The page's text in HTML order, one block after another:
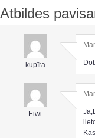
Atbildes
kupīra
Eiwi